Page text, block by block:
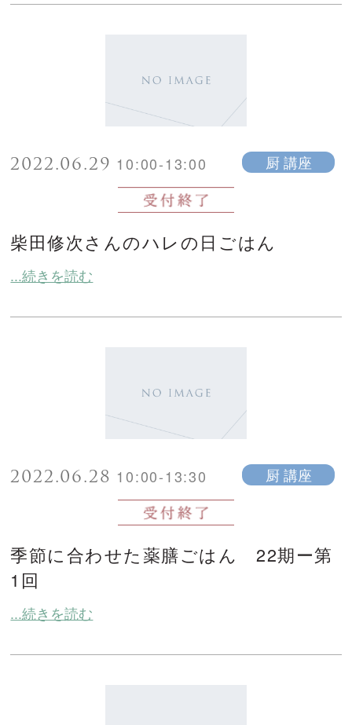
2022.06.29 10:00-13:00 厨 講座
柴田修次さんのハレの日ごはん
...続きを読む
2022.06.28 10:00-13:30 厨 講座
季節に合わせた薬膳ごはん 22期ー第
1回
...続きを読む